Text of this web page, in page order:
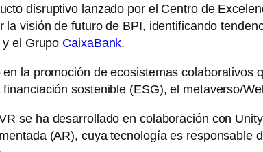
disruptivo lanzado por el Centro de
la visión de futuro de BPI, identificando
el Grupo CaixaBank.
la promoción de ecosistemas
sostenible (ESG), el metaverso/
se ha desarrollado en colaboración con
(AR), cuya tecnología es